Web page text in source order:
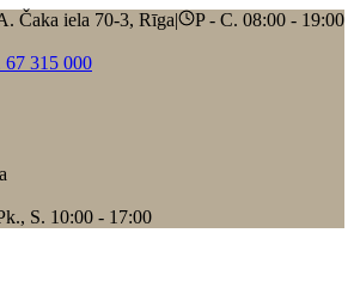
Čaka iela 70-3, Rīga|
P - C. 08:00 - 19:00
67 315 000
S. 10:00 - 17:00